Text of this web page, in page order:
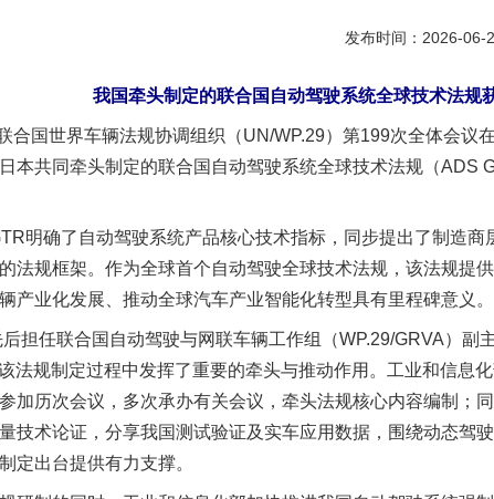
发布时间：2026-06-
我国牵头制定的联合国自动驾驶系统全球技术法规
国世界车辆法规协调组织（UN/WP.29）第199次全体会议在
本共同牵头制定的联合国自动驾驶系统全球技术法规（ADS
确了自动驾驶系统产品核心技术指标，同步提出了制造商
法规框架。作为全球首个自动驾驶全球技术法规，该法规提
产业化发展、推动全球汽车产业智能化转型具有里程碑意义。
任联合国自动驾驶与网联车辆工作组（WP.29/GRVA）副
法规制定过程中发挥了重要的牵头与推动作用。工业和信息
加历次会议，多次承办有关会议，牵头法规核心内容编制；
技术论证，分享我国测试验证及实车应用数据，围绕动态驾
定出台提供有力支撑。